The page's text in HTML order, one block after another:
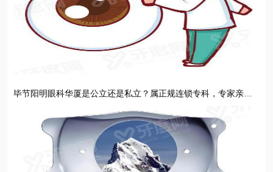
毕节阳明眼科华厦是公立还是私立？属正规连锁专科，专家亲诊